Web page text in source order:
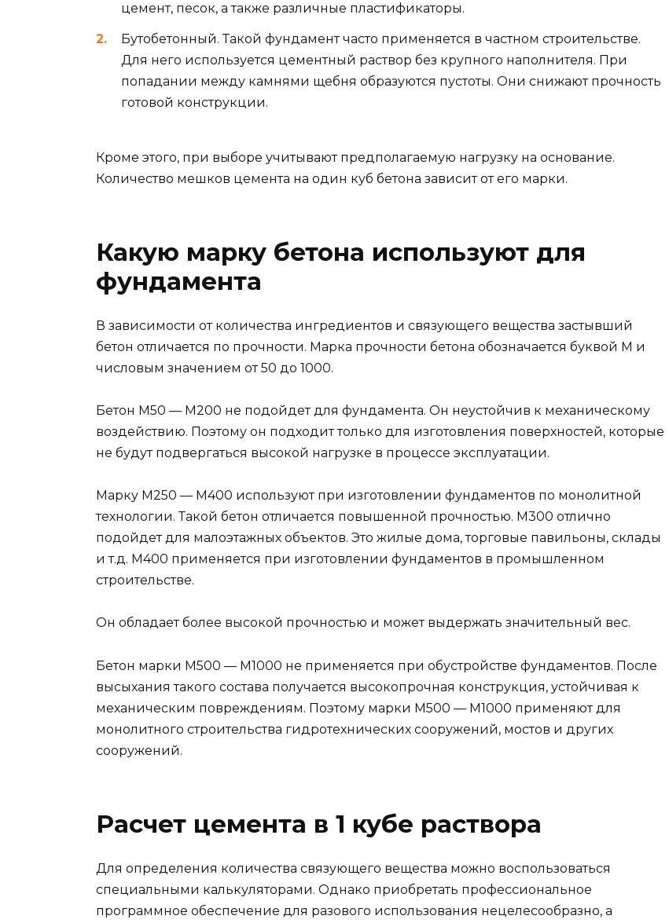
цемент, песок, а также различные пластификаторы.
Бутобетонный. Такой фундамент часто применяется в частном строительстве.
Для него используется цементный раствор без крупного наполнителя. При
попадании между камнями щебня образуются пустоты. Они снижают прочность
готовой конструкции.
Кроме этого, при выборе учитывают предполагаемую нагрузку на основание.
Количество мешков цемента на один куб бетона зависит от его марки.
Какую марку бетона используют для
фундамента
В зависимости от количества ингредиентов и связующего вещества застывший
бетон отличается по прочности. Марка прочности бетона обозначается буквой М и
числовым значением от 50 до 1000.
Бетон М50 — М200 не подойдет для фундамента. Он неустойчив к механическому
воздействию. Поэтому он подходит только для изготовления поверхностей, которые
не будут подвергаться высокой нагрузке в процессе эксплуатации.
Марку М250 — М400 используют при изготовлении фундаментов по монолитной
технологии. Такой бетон отличается повышенной прочностью. М300 отлично
подойдет для малоэтажных объектов. Это жилые дома, торговые павильоны, склады
и т.д. М400 применяется при изготовлении фундаментов в промышленном
строительстве.
Он обладает более высокой прочностью и может выдержать значительный вес.
Бетон марки М500 — М1000 не применяется при обустройстве фундаментов. После
высыхания такого состава получается высокопрочная конструкция, устойчивая к
механическим повреждениям. Поэтому марки М500 — М1000 применяют для
монолитного строительства гидротехнических сооружений, мостов и других
сооружений.
Расчет цемента в 1 кубе раствора
Для определения количества связующего вещества можно воспользоваться
специальными калькуляторами. Однако приобретать профессиональное
программное обеспечение для разового использования нецелесообразно, а